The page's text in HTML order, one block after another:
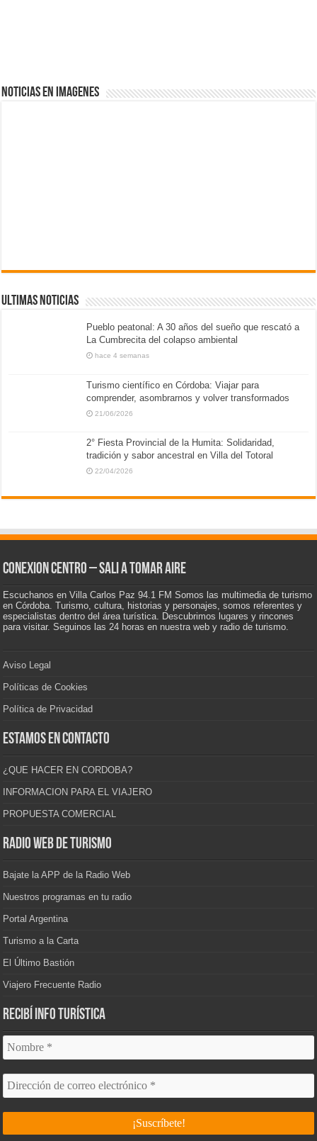
NOTICIAS EN IMAGENES
ULTIMAS NOTICIAS
Pueblo peatonal: A 30 años del sueño que rescató a
La Cumbrecita del colapso ambiental
hace 4 semanas
Turismo científico en Córdoba: Viajar para
comprender, asombrarnos y volver transformados
21/06/2026
2° Fiesta Provincial de la Humita: Solidaridad,
tradición y sabor ancestral en Villa del Totoral
22/04/2026
CONEXION CENTRO – Sali a tomar aire
Escuchanos en Villa Carlos Paz 94.1 FM Somos las multimedia de turismo
en Córdoba. Turismo, cultura, historias y personajes, somos referentes y
especialistas dentro del área turística. Descubrimos lugares y rincones
para visitar. Seguinos las 24 horas en nuestra web y radio de turismo.
Aviso Legal
Políticas de Cookies
Política de Privacidad
Estamos en contacto
¿QUE HACER EN CORDOBA?
INFORMACION PARA EL VIAJERO
PROPUESTA COMERCIAL
Radio Web de Turismo
Bajate la APP de la Radio Web
Nuestros programas en tu radio
Portal Argentina
Turismo a la Carta
El Último Bastión
Viajero Frecuente Radio
Recibí info turística